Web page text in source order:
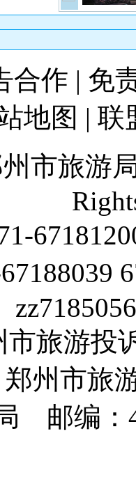
合作 | 免
地图 | 联
市旅游
市旅游投
郑州市
邮编：